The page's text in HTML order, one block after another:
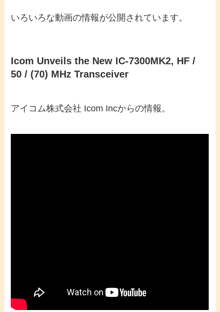
いろいろな動画の情報が公開されています。
Icom Unveils the New IC-7300MK2, HF /
50 / (70) MHz Transceiver
アイコム株式会社 Icom Incからの情報。